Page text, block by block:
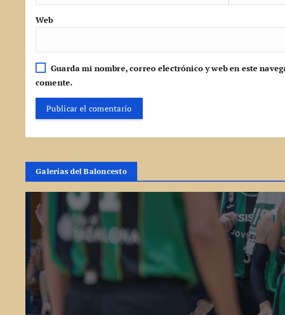
Web
Guarda mi nombre, correo electrónico y web en este
comente.
Galerías del Baloncesto